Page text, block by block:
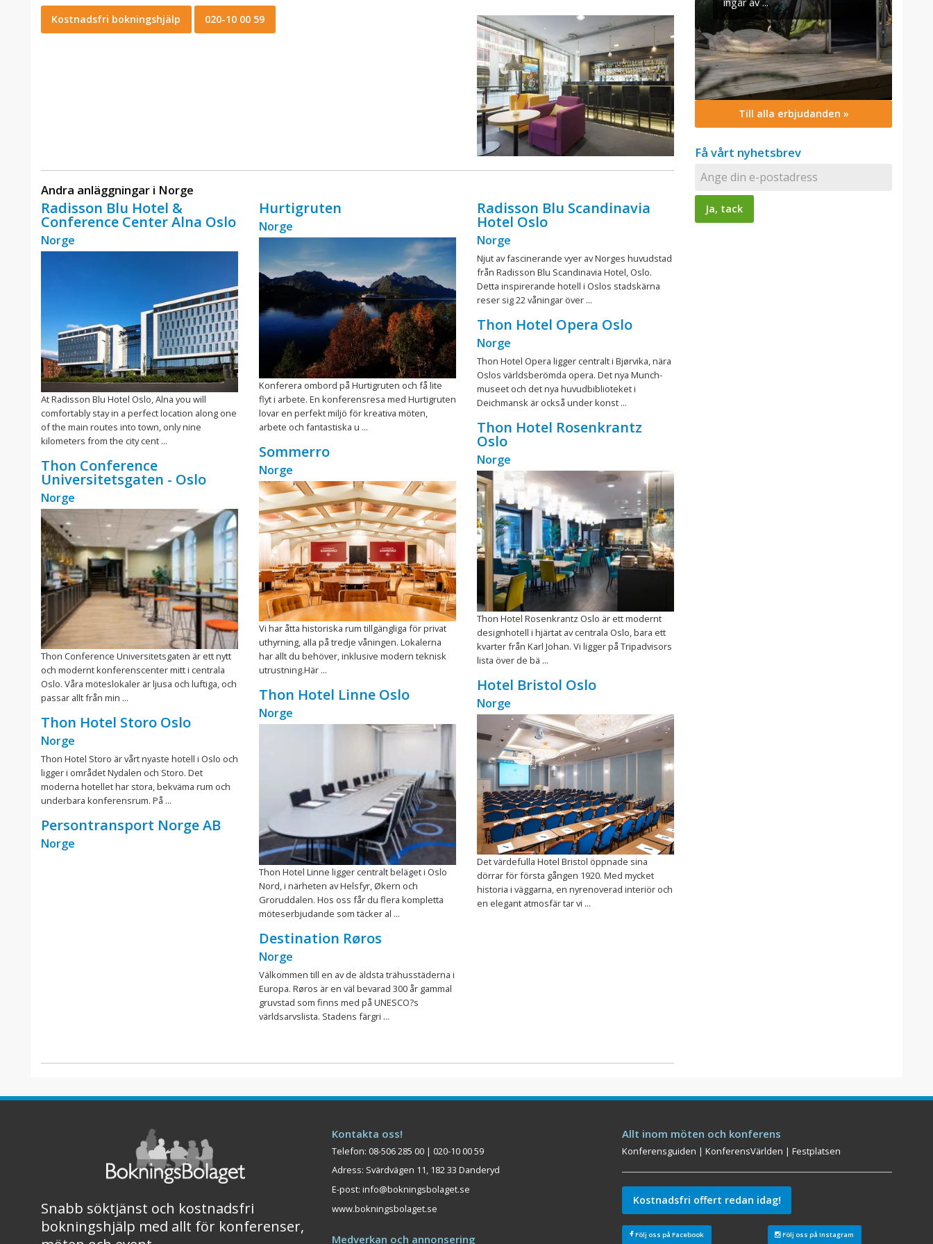
Kostnadsfri bokningshjälp 020-10 00 59
Andra anläggningar i Norge
Radisson Blu Hotel &
Conference Center Alna Oslo
Norge
At Radisson Blu Hotel Oslo, Alna you will
comfortably stay in a perfect location along one
of the main routes into town, only nine
kilometers from the city cent ...
Thon Conference
Universitetsgaten - Oslo
Norge
Thon Conference Universitetsgaten är ett nytt
och modernt konferenscenter mitt i centrala
Oslo. Våra möteslokaler är ljusa och luftiga, och
passar allt från min ...
Thon Hotel Storo Oslo
Norge
Thon Hotel Storo är vårt nyaste hotell i Oslo och
ligger i området Nydalen och Storo. Det
moderna hotellet har stora, bekväma rum och
underbara konferensrum. På ...
Persontransport Norge AB
Norge
Hurtigruten
Norge
Konferera ombord på Hurtigruten och få lite
flyt i arbete. En konferensresa med Hurtigruten
lovar en perfekt miljö för kreativa möten,
arbete och fantastiska u ...
Sommerro
Norge
Vi har åtta historiska rum tillgängliga för privat
uthyrning, alla på tredje våningen. Lokalerna
har allt du behöver, inklusive modern teknisk
utrustning.Här ...
Thon Hotel Linne Oslo
Norge
Thon Hotel Linne ligger centralt beläget i Oslo
Nord, i närheten av Helsfyr, Økern och
Groruddalen. Hos oss får du flera kompletta
möteserbjudande som täcker al ...
Destination Røros
Norge
Välkommen till en av de äldsta trähusstäderna i
Europa. Røros är en väl bevarad 300 år gammal
gruvstad som finns med på UNESCO?s
världsarvslista. Stadens färgri ...
Radisson Blu Scandinavia
Hotel Oslo
Norge
Njut av fascinerande vyer av Norges huvudstad
från Radisson Blu Scandinavia Hotel, Oslo.
Detta inspirerande hotell i Oslos stadskärna
reser sig 22 våningar över ...
Thon Hotel Opera Oslo
Norge
Thon Hotel Opera ligger centralt i Bjørvika, nära
Oslos världsberömda opera. Det nya Munch-
museet och det nya huvudbiblioteket i
Deichmansk är också under konst ...
Thon Hotel Rosenkrantz
Oslo
Norge
Thon Hotel Rosenkrantz Oslo är ett modernt
designhotell i hjärtat av centrala Oslo, bara ett
kvarter från Karl Johan. Vi ligger på Tripadvisors
lista över de bä ...
Hotel Bristol Oslo
Norge
Det värdefulla Hotel Bristol öppnade sina
dörrar för första gången 1920. Med mycket
historia i väggarna, en nyrenoverad interiör och
en elegant atmosfär tar vi ...
Till alla erbjudanden »
Få vårt nyhetsbrev
Snabb söktjänst och kostnadsfri
bokningshjälp med allt för konferenser,
Kontakta oss!
Telefon: 08-506 285 00 | 020-10 00 59
Adress: Svärdvägen 11, 182 33 Danderyd
E-post: info@bokningsbolaget.se
www.bokningsbolaget.se
Medverkan och annonsering
Allt inom möten och konferens
Konferensguiden |KonferensVärlden |Festplatsen
Kostnadsfri offert redan idag!
Följ oss på Facebook Följ oss på Instagram